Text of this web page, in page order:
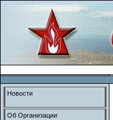
Новости
Об Организации